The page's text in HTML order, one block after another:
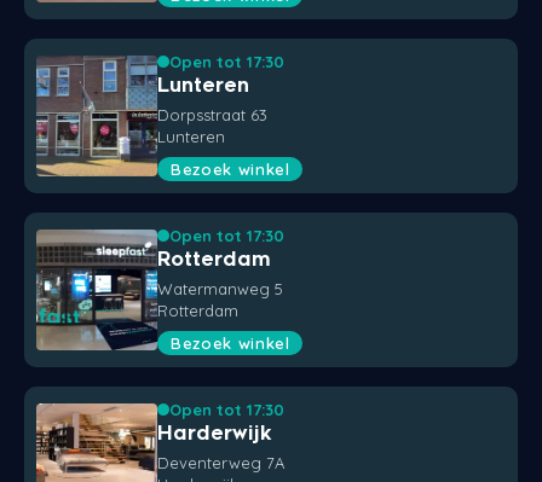
Open tot 17:30
Lunteren
Dorpsstraat 63
Lunteren
Bezoek winkel
Open tot 17:30
Rotterdam
Watermanweg 5
Rotterdam
Bezoek winkel
Open tot 17:30
Harderwijk
Deventerweg 7A